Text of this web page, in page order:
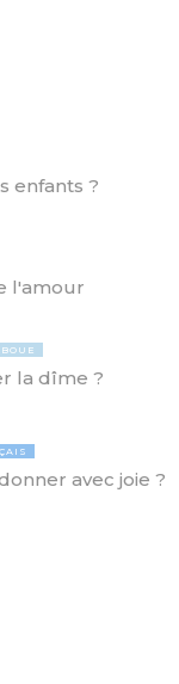
enfants ?
l'amour
la dîme ?
avec joie ?